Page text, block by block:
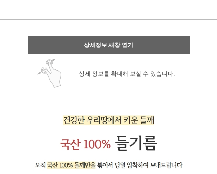
상세정보 새창 열기
상세 정보를 확대해 보실 수 있습니다.